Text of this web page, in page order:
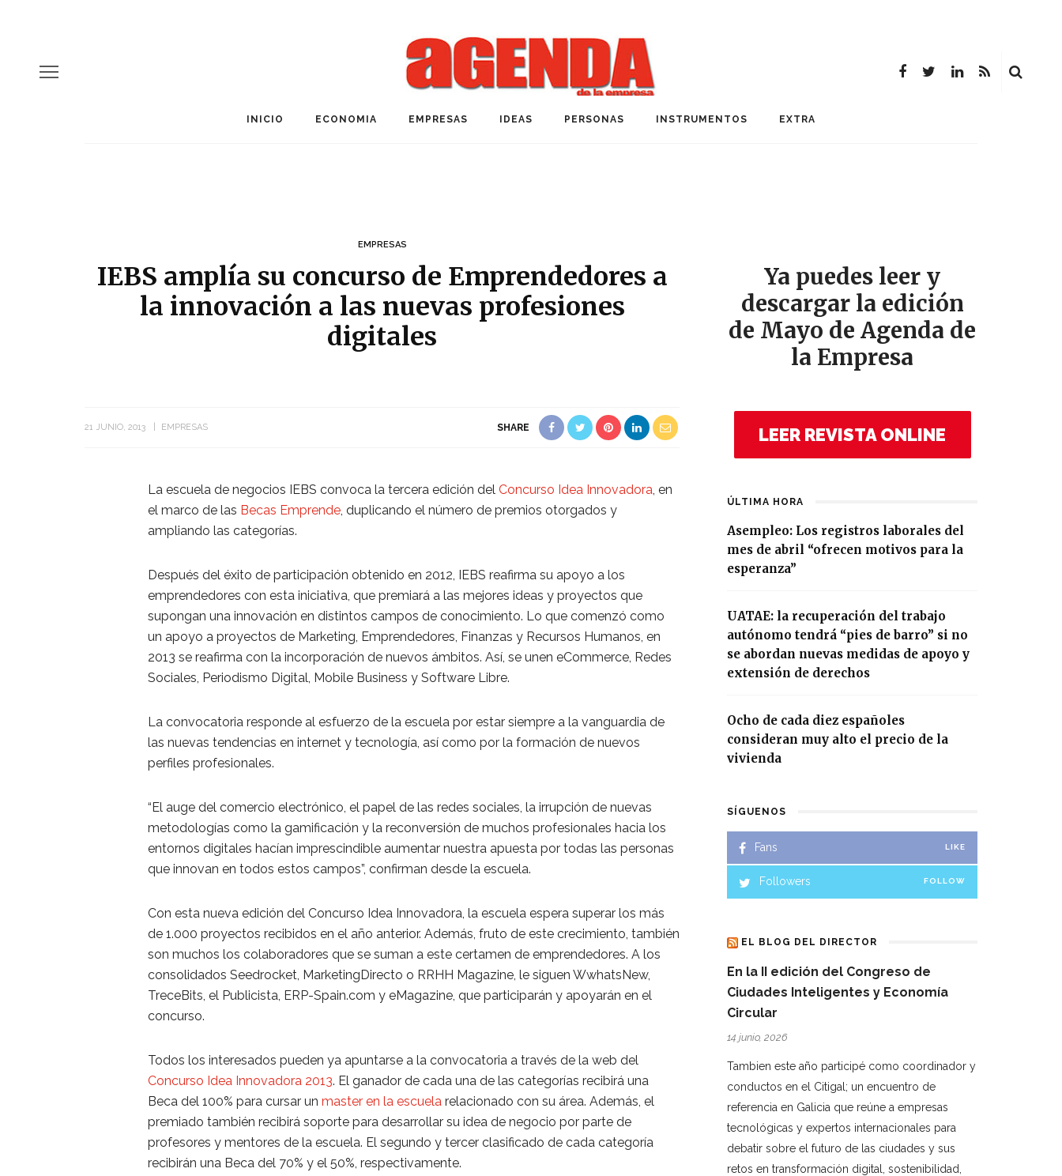
INICIO ECONOMIA EMPRESAS IDEAS PERSONAS INSTRUMENTOS EXTRA
EMPRESAS
IEBS amplía su concurso de Emprendedores a
la innovación a las nuevas profesiones
digitales
21 JUNIO, 2013 EMPRESAS SHARE
La escuela de negocios IEBS convoca la tercera edición del Concurso Idea Innovadora, en
el marco de las Becas Emprende, duplicando el número de premios otorgados y
ampliando las categorías.
Después del éxito de participación obtenido en 2012, IEBS reafirma su apoyo a los
emprendedores con esta iniciativa, que premiará a las mejores ideas y proyectos que
supongan una innovación en distintos campos de conocimiento. Lo que comenzó como
un apoyo a proyectos de Marketing, Emprendedores, Finanzas y Recursos Humanos, en
2013 se reafirma con la incorporación de nuevos ámbitos. Así, se unen eCommerce, Redes
Sociales, Periodismo Digital, Mobile Business y Software Libre.
La convocatoria responde al esfuerzo de la escuela por estar siempre a la vanguardia de
las nuevas tendencias en internet y tecnología, así como por la formación de nuevos
perfiles profesionales.
“El auge del comercio electrónico, el papel de las redes sociales, la irrupción de nuevas
metodologías como la gamificación y la reconversión de muchos profesionales hacia los
entornos digitales hacían imprescindible aumentar nuestra apuesta por todas las personas
que innovan en todos estos campos”, confirman desde la escuela.
Con esta nueva edición del Concurso Idea Innovadora, la escuela espera superar los más
de 1.000 proyectos recibidos en el año anterior. Además, fruto de este crecimiento, también
son muchos los colaboradores que se suman a este certamen de emprendedores. A los
consolidados Seedrocket, MarketingDirecto o RRHH Magazine, le siguen WwhatsNew,
TreceBits, el Publicista, ERP-Spain.com y eMagazine, que participarán y apoyarán en el
concurso.
Todos los interesados pueden ya apuntarse a la convocatoria a través de la web del
Concurso Idea Innovadora 2013. El ganador de cada una de las categorías recibirá una
Beca del 100% para cursar un master en la escuela relacionado con su área. Además, el
premiado también recibirá soporte para desarrollar su idea de negocio por parte de
profesores y mentores de la escuela. El segundo y tercer clasificado de cada categoría
recibirán una Beca del 70% y el 50%, respectivamente.
Ya puedes leer y
descargar la edición
de Mayo de Agenda de
la Empresa
LEER REVISTA ONLINE
ÚLTIMA HORA
Asempleo: Los registros laborales del
mes de abril “ofrecen motivos para la
esperanza”
UATAE: la recuperación del trabajo
autónomo tendrá “pies de barro” si no
se abordan nuevas medidas de apoyo y
extensión de derechos
Ocho de cada diez españoles
consideran muy alto el precio de la
vivienda
SÍGUENOS
Fans LIKE
Followers FOLLOW
EL BLOG DEL DIRECTOR
En la II edición del Congreso de
Ciudades Inteligentes y Economía
Circular
14 junio, 2026
Tambien este año participé como coordinador y
conductos en el Citigal; un encuentro de
referencia en Galicia que reúne a empresas
tecnológicas y expertos internacionales para
debatir sobre el futuro de las ciudades y sus
retos en transformación digital, sostenibilidad,